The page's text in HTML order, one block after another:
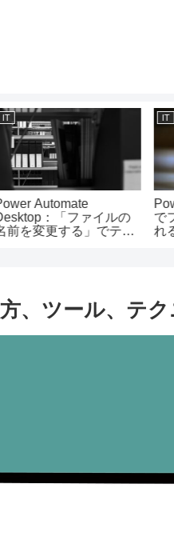
IT
Automate
：「ファイルの
前を変更する」でテキ
IT
で
れ
、ツール、テ